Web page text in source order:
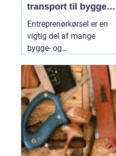
transport til bygge-
og anlægsopgaver
Entreprenørkørsel er en
vigtig del af mange
bygge- og
Sjælland. Uden sikker og
effektiv transport af
materialer, maskiner og
jord kan tidsplaner
skride, og omkostninger
vokse. Når der vælges en
erfaren31 juli 2026